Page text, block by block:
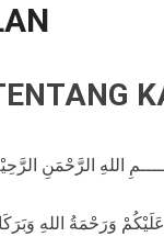
اللهِ الرَّحْمَنِ
وَرَحْمَةُ اللهِ